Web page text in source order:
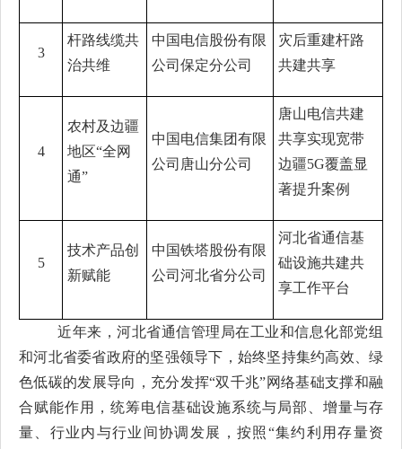
3
杆路线缆共
治共维
中国电信股份有限
公司保定分公司
灾后重建杆路
共建共享
4
农村及边疆
地区“全网
通”
中国电信集团有限
公司唐山分公司
唐山电信共建
共享实现宽带
边疆5G覆盖显
著提升案例
5
技术产品创
新赋能
中国铁塔股份有限
公司河北省分公司
河北省通信基
础设施共建共
享工作平台
近年来，河北省通信管理局在工业和信息化部党组
和河北省委省政府的坚强领导下，始终坚持集约高效、绿
色低碳的发展导向，充分发挥“双千兆”网络基础支撑和融
合赋能作用，统筹电信基础设施系统与局部、增量与存
量、行业内与行业间协调发展，按照“集约利用存量资